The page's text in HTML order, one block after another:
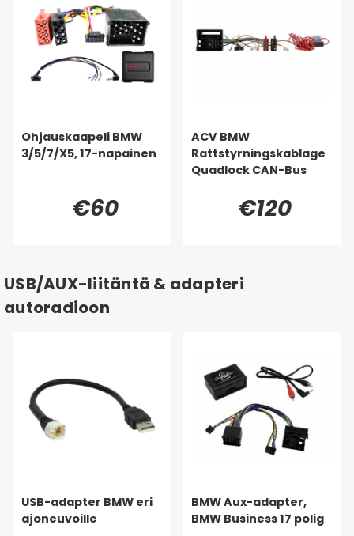
Ohjauskaapeli BMW
3/5/7/X5, 17-napainen
€60
ACV BMW
Rattstyrningskablage
Quadlock CAN-Bus
€120
USB/AUX-liitäntä & adapteri
autoradioon
USB-adapter BMW eri
ajoneuvoille
BMW Aux-adapter,
BMW Business 17 polig